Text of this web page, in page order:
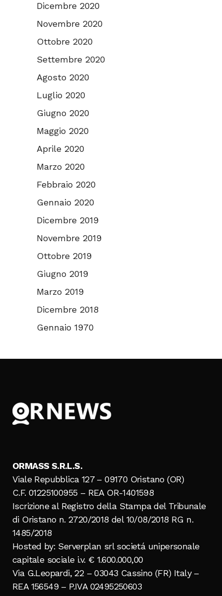
Dicembre 2020
Novembre 2020
Ottobre 2020
Settembre 2020
Agosto 2020
Luglio 2020
Giugno 2020
Maggio 2020
Aprile 2020
Marzo 2020
Febbraio 2020
Gennaio 2020
Dicembre 2019
Novembre 2019
Ottobre 2019
Giugno 2019
Marzo 2019
Dicembre 2018
Gennaio 1970
ORMASS S.R.L.S.
Viale Repubblica 127 – 09170 Oristano (OR)
C.F. 01225100955 – REA OR-1401598
Iscrizione al Registro della Stampa del Tribunale
di Oristano n. 2720/2018 del 10/08/2018 RG n.
1485/2018
Hosted by: Serverplan srl societá unipersonale
capitale sociale i.v. € 1.600.000,00
Via G.Leopardi, 22 – 03043 Cassino (FR) Italy –
REA 156549 – P.IVA 02495250603